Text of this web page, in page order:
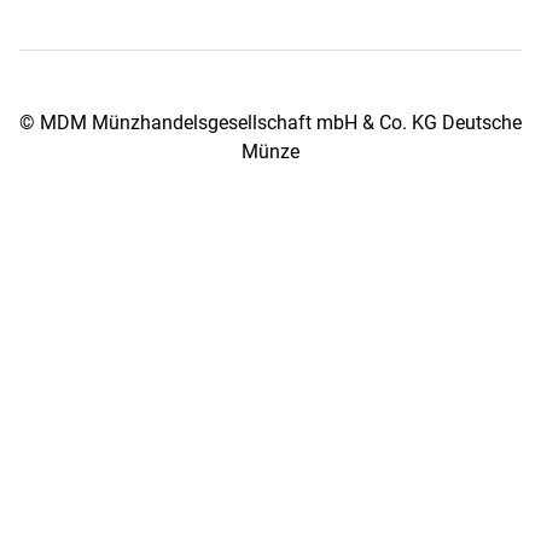
© MDM Münzhandelsgesellschaft mbH & Co. KG Deutsche
Münze